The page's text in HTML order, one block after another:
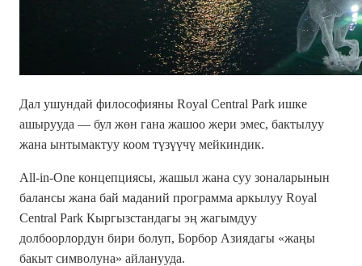
Дал ушундай философияны Royal Central Park ишке
ашырууда — бул жөн гана жашоо жери эмес, бактылуу
жана ынтымактуу коом түзүүчү мейкиндик.
All-in-One концепциясы, жашыл жана суу зоналарынын
балансы жана бай маданий программа аркылуу Royal
Central Park Кыргызстандагы эң жагымдуу
долбоорлордун бири болуп, Борбор Азиядагы «жаңы
бакыт символуна» айланууда.